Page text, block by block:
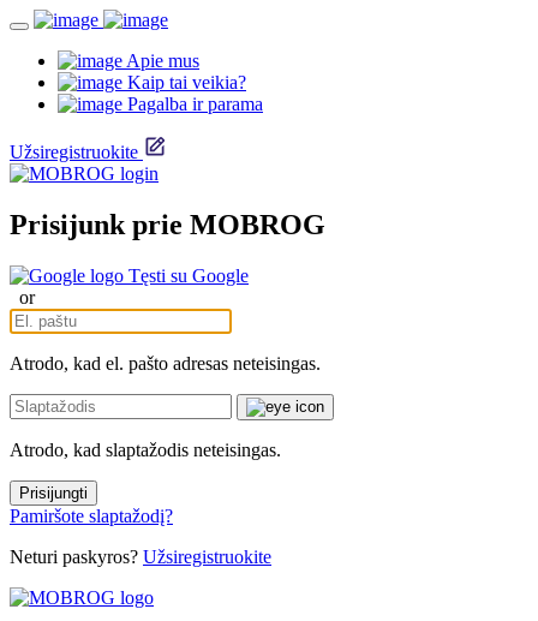
Apie mus
Kaip tai veikia?
Pagalba ir parama
Užsiregistruokite
Prisijunk prie MOBROG
Tęsti su Google
or
Atrodo, kad el. pašto adresas neteisingas.
Atrodo, kad slaptažodis neteisingas.
Prisijungti
Pamiršote slaptažodį?
Neturi paskyros? Užsiregistruokite